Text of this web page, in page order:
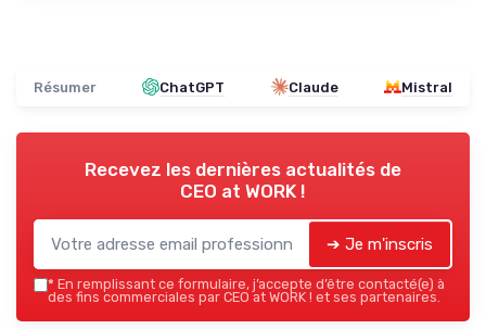
Résumer ChatGPT Claude Mistral
Recevez les dernières actualités de
CEO at WORK !
➔ Je m'inscris
* En remplissant ce formulaire, j’accepte d’être contacté(e) à
des fins commerciales par CEO at WORK ! et ses partenaires.